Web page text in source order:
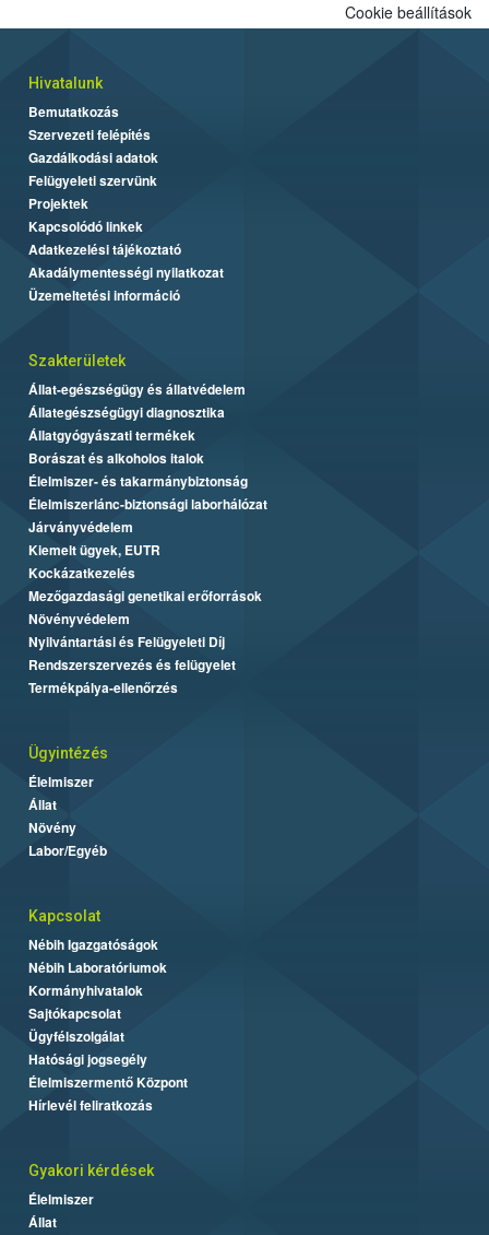
Cookie beállítások
Hivatalunk
Bemutatkozás
Szervezeti felépítés
Gazdálkodási adatok
Felügyeleti szervünk
Projektek
Kapcsolódó linkek
Adatkezelési tájékoztató
Akadálymentességi nyilatkozat
Üzemeltetési információ
Szakterületek
Állat-egészségügy és állatvédelem
Állategészségügyi diagnosztika
Állatgyógyászati termékek
Borászat és alkoholos italok
Élelmiszer- és takarmánybiztonság
Élelmiszerlánc-biztonsági laborhálózat
Járványvédelem
Kiemelt ügyek, EUTR
Kockázatkezelés
Mezőgazdasági genetikai erőforrások
Növényvédelem
Nyilvántartási és Felügyeleti Díj
Rendszerszervezés és felügyelet
Termékpálya-ellenőrzés
Ügyintézés
Élelmiszer
Állat
Növény
Labor/Egyéb
Kapcsolat
Nébih Igazgatóságok
Nébih Laboratóriumok
Kormányhivatalok
Sajtókapcsolat
Ügyfélszolgálat
Hatósági jogsegély
Élelmiszermentő Központ
Hírlevél feliratkozás
Gyakori kérdések
Élelmiszer
Állat